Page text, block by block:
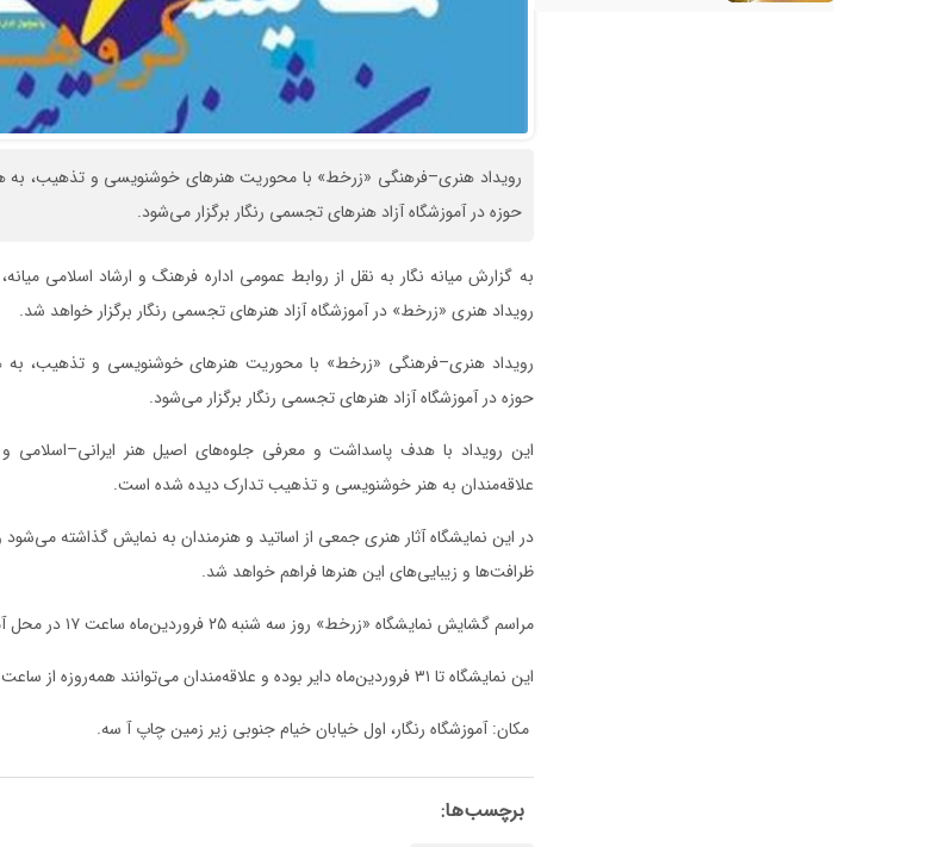
رویداد هنری–فرهنگی «زرخط» با محوریت هنرهای خوشنویسی و تذهیب، به
حوزه در آموزشگاه آزاد هنرهای تجسمی رنگار برگزار می‌شود.
به گزارش میانه نگار به نقل از روابط عمومی اداره فرهنگ و ارشاد اسلامی
رویداد هنری «زرخط» در آموزشگاه آزاد هنرهای تجسمی رنگار برگزار خواهد شد.
رویداد هنری–فرهنگی «زرخط» با محوریت هنرهای خوشنویسی و تذهیب، به
حوزه در آموزشگاه آزاد هنرهای تجسمی رنگار برگزار می‌شود.
این رویداد با هدف پاسداشت و معرفی جلوه‌های اصیل هنر ایرانی–اسلامی و
علاقه‌مندان به هنر خوشنویسی و تذهیب تدارک دیده شده است.
در این نمایشگاه آثار هنری جمعی از اساتید و هنرمندان به نمایش گذاشته
ظرافت‌ها و زیبایی‌های این هنرها فراهم خواهد شد.
مراسم گشایش نمایشگاه «زرخط» روز سه شنبه ۲۵ فروردین‌ماه ساعت ۱۷ در محل آموزشگاه رنگار خواهد بود.
این نمایشگاه تا ۳۱ فروردین‌ماه دایر بوده و علاقه‌مندان می‌توانند همه‌روزه از ساعت ۱۷ تا ۲۱ از آن بازدید کنند.
مکان: آموزشگاه رنگار، اول خیابان خیام جنوبی زیر زمین چاپ آ سه.
برچسب‌ها: